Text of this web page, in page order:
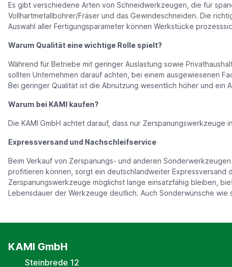
Es gibt verschiedene Arten von Schneidwerkzeugen, die für
Vollhartmetallbohrer/Fräser und das Gewindeschneiden. Die
Auswahl aller Fertigungsparameter können Werkstücke
Warum Qualität eine wichtige Rolle spielt?
Während für Betriebe mit geringer Auslastung sowie
sollten Unternehmen darauf achten, bei einem ausgewiesenen
Bei geringer Qualität ist die Abnutzung wesentlich höher und ein
Warum bei KAMI kaufen?
Die KAMI GmbH achtet darauf, dass nur Zerspanungswerkzeuge
Expressversand und Nachschleifservice
Beim Verkauf von Zerspanungs- und anderen
profitieren können, sorgt ein deutschlandweiter Expressversand
Zerspanungswerkzeuge möglichst lange einsatzfähig bleiben,
Lebensdauer der Werkzeuge deutlich. Auch Sonderwünsche
KAMI GmbH
Steinbrede 12